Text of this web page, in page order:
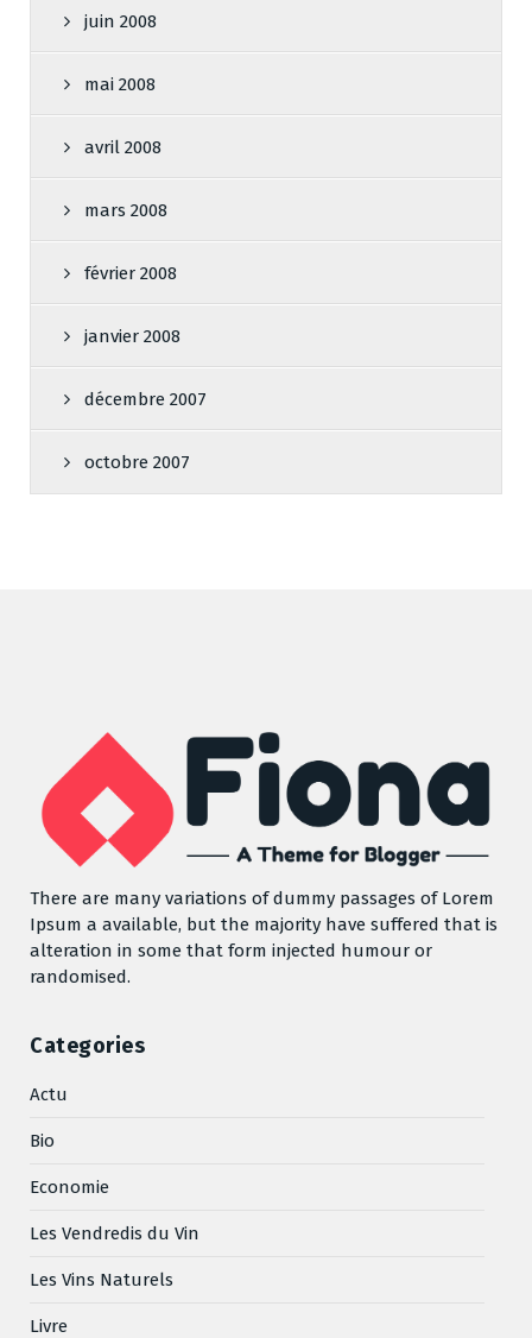
juin 2008
mai 2008
avril 2008
mars 2008
février 2008
janvier 2008
décembre 2007
octobre 2007
There are many variations of dummy passages of Lorem
Ipsum a available, but the majority have suffered that is
alteration in some that form injected humour or
randomised.
Categories
Actu
Bio
Economie
Les Vendredis du Vin
Les Vins Naturels
Livre